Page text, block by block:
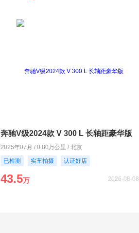
奔驰V级2024款 V 300 L 长轴距豪华版
2025年07月 / 0.80万公里 / 北京
已检测
实车拍摄 认证好店
43.5万 2026-08-08